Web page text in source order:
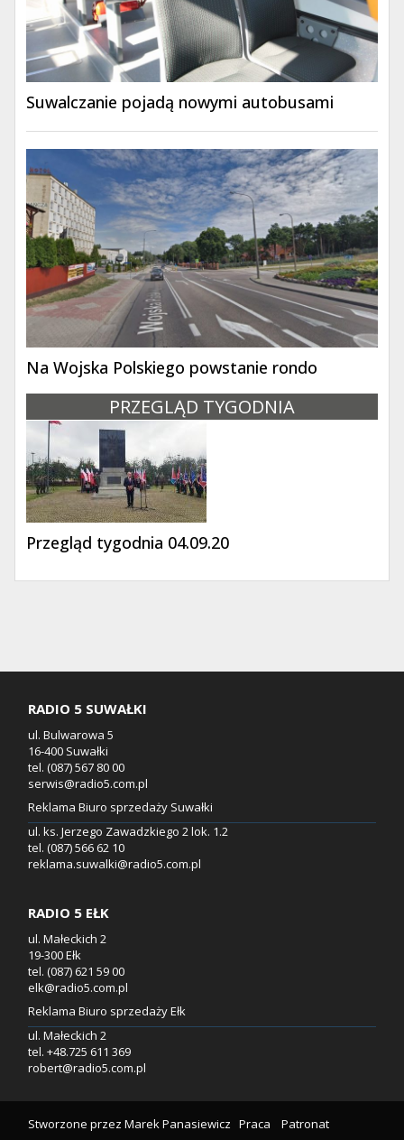
Suwalczanie pojadą nowymi autobusami
Na Wojska Polskiego powstanie rondo
PRZEGLĄD TYGODNIA
Przegląd tygodnia 04.09.20
RADIO 5 SUWAŁKI
ul. Bulwarowa 5
16-400 Suwałki
tel. (087) 567 80 00
serwis@radio5.com.pl
Reklama Biuro sprzedaży Suwałki
ul. ks. Jerzego Zawadzkiego 2 lok. 1.2
tel. (087) 566 62 10
reklama.suwalki@radio5.com.pl
RADIO 5 EŁK
ul. Małeckich 2
19-300 Ełk
tel. (087) 621 59 00
elk@radio5.com.pl
Reklama Biuro sprzedaży Ełk
ul. Małeckich 2
tel. +48.725 611 369
robert@radio5.com.pl
Stworzone przez Marek Panasiewicz Praca Patronat